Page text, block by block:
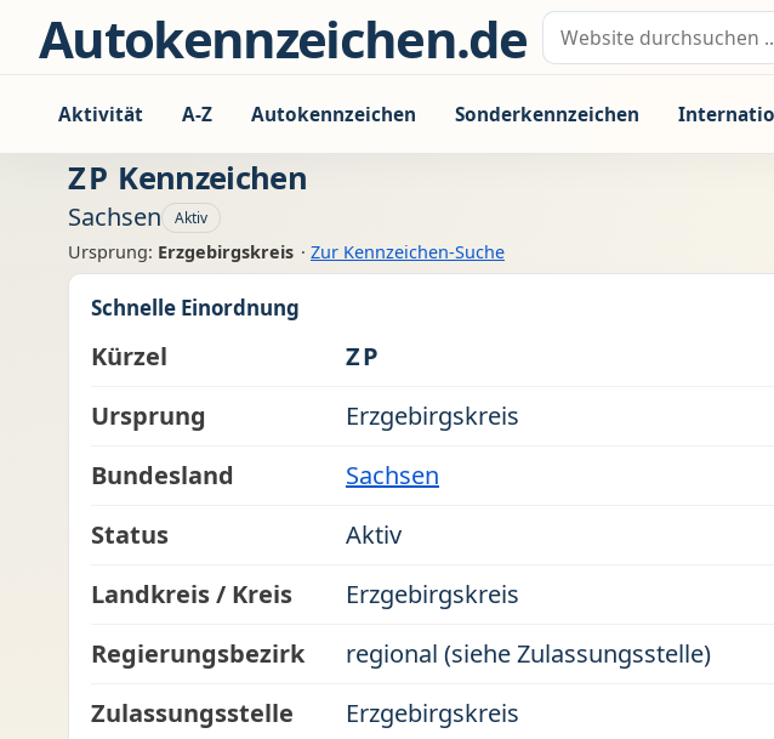
Zum Inhalt springen
Autokennzeichen.de Suche nach:
Aktivität A-Z Autokennzeichen Sonderkennzeichen
ZP Kennzeichen
Sachsen Aktiv
Ursprung: Erzgebirgskreis · Zur Kennzeichen-Suche
Schnelle Einordnung
Kürzel
ZP
Ursprung
Erzgebirgskreis
Bundesland
Sachsen
Status
Aktiv
Landkreis / Kreis
Erzgebirgskreis
Regierungsbezirk
regional (siehe Zulassungsstelle)
Zulassungsstelle
Erzgebirgskreis